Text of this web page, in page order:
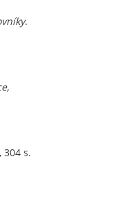
.
304 s.